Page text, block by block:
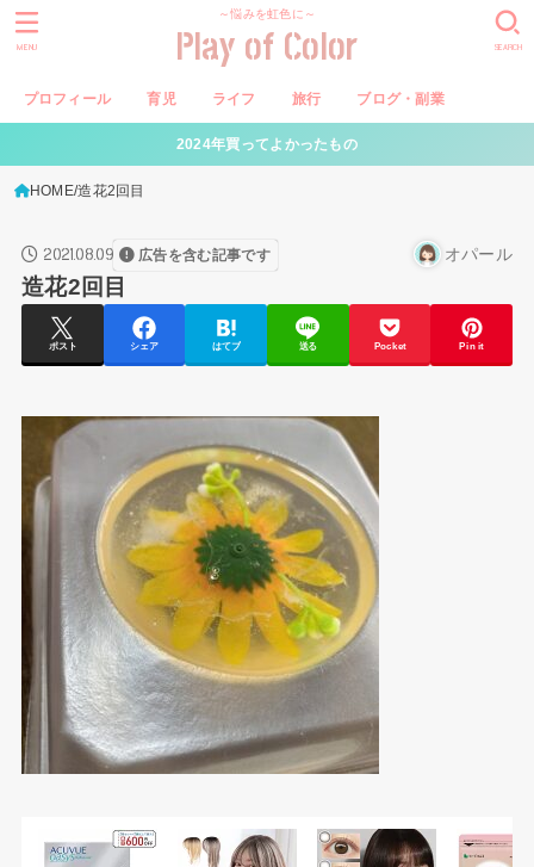
～悩みを虹色に～
Play of Color
プロフィール 育児 ライフ 旅行 ブログ・副業
SEARCH
MENU
2024年買ってよかったもの
HOME 造花2回目
2021.08.09 広告を含む記事です オパール
造花2回目
ポスト シェア はてブ 送る Pocket Pin it